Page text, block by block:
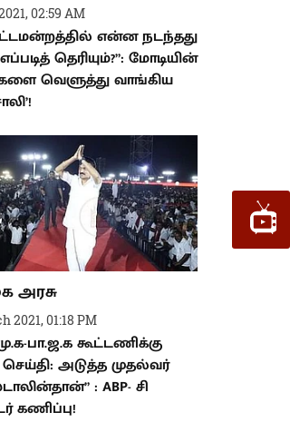
02:59 AM
சட்டமன்றத்தில் என்ன நடந்தது
தெரியும்?”: மோடியின்
வெளுத்து வாங்கிய
அரசு
2021, 01:18 PM
பா.ஜ.க கூட்டணிக்கு
அடுத்த முதல்வர்
: ABP- சி
கணிப்பு!